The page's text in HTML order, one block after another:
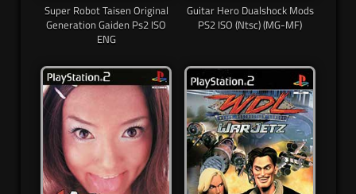
Super Robot Taisen Original
Generation Gaiden Ps2 ISO
ENG
Guitar Hero Dualshock Mods
PS2 ISO (Ntsc) (MG-MF)